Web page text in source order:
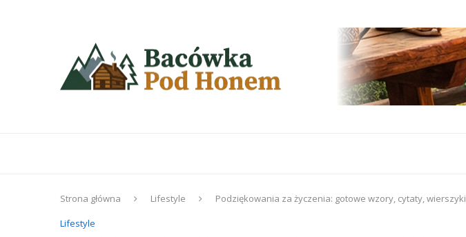
Strona główna Lifestyle
Podziękowania za życzenia: gotowe wzory, cytaty, wierszyki
Lifestyle